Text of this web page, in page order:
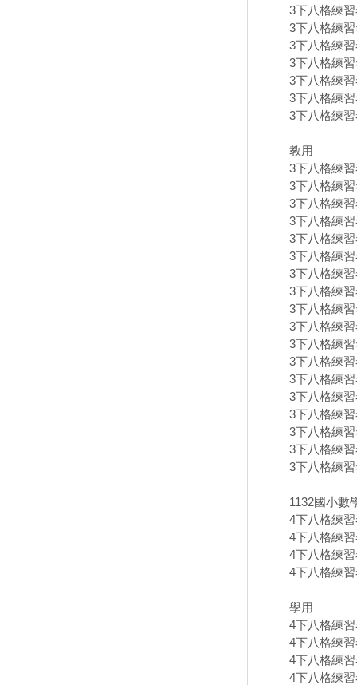
3下八格練
3下八格練
3下八格練
3下八格練
3下八格練
3下八格練
3下八格練
教用
3下八格練
3下八格練
3下八格練
3下八格練
3下八格練
3下八格練
3下八格練
3下八格練
3下八格練
3下八格練
3下八格練
3下八格練
3下八格練
3下八格練
3下八格練
3下八格練
3下八格練
3下八格練
1132國小數
4下八格練
4下八格練
4下八格練
4下八格練
學用
4下八格練
4下八格練
4下八格練
4下八格練